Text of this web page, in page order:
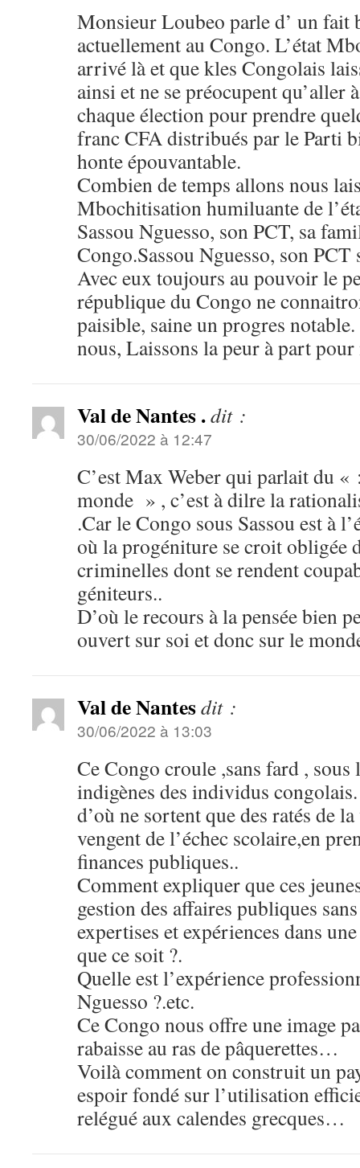
Monsieur Loubeo parle d’ un fait
actuellement au Congo. L’état
arrivé là et que kles Congolais
ainsi et ne se préocupent qu’aller
chaque élection pour prendre
franc CFA distribués par le Parti
honte épouvantable.
Combien de temps allons nous
Mbochitisation humiluante de
Sassou Nguesso, son PCT, sa
Congo.Sassou Nguesso, son
Avec eux toujours au pouvoir le
république du Congo ne
paisible, saine un progres
nous, Laissons la peur à part
Val de Nantes .dit :
30/06/2022 à 12:47
C’est Max Weber qui parlait du «
monde » , c’est à dilre la
.Car le Congo sous Sassou est à
où la progéniture se croit obligée
criminelles dont se rendent
géniteurs..
D’où le recours à la pensée bien
ouvert sur soi et donc sur le
Val de Nantesdit :
30/06/2022 à 13:03
Ce Congo croule ,sans fard , sous
indigènes des individus
d’où ne sortent que des ratés de
vengent de l’échec scolaire,en
finances publiques..
Comment expliquer que ces
gestion des affaires publiques
expertises et expériences dans
que ce soit ?.
Quelle est l’expérience
Nguesso ?.etc.
Ce Congo nous offre une image
rabaisse au ras de pâquerettes…
Voilà comment on construit un
espoir fondé sur l’utilisation
relégué aux calendes grecques…